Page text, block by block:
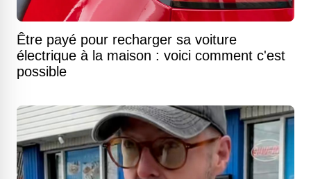
Être payé pour recharger sa voiture
électrique à la maison : voici comment c'est
possible